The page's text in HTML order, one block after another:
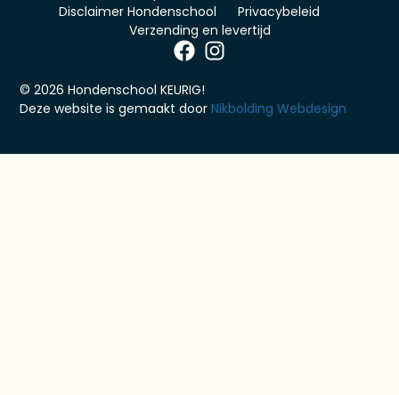
Disclaimer Hondenschool
Privacybeleid
Verzending en levertijd
© 2026 Hondenschool KEURIG!
Deze website is gemaakt doorNikbolding Webdesign